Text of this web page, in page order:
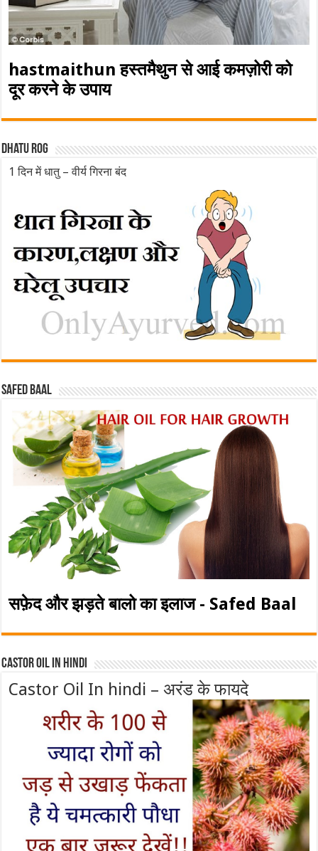
hastmaithun हस्तमैथुन से आई कमज़ोरी को
दूर करने के उपाय
Dhatu rog
1 दिन में धातु – वीर्य गिरना बंद
Safed baal
सफ़ेद और झड़ते बालो का इलाज - Safed Baal
Castor Oil In Hindi
Castor Oil In hindi – अरंड के फायदे